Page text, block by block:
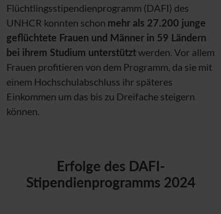
Flüchtlingsstipendienprogramm (DAFI) des
UNHCR konnten schon mehr als 27.200 junge
geflüchtete Frauen und Männer in 59 Ländern
bei ihrem Studium unterstütztwerden. Vor allem
Frauen profitieren von dem Programm, da sie mit
einem Hochschulabschluss ihr späteres
Einkommen um das bis zu Dreifache steigern
können.
Erfolge des DAFI-
Stipendienprogramms 2024